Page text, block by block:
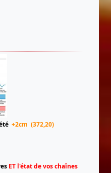
+2cm (372,20)
ET l'état de vos chaînes